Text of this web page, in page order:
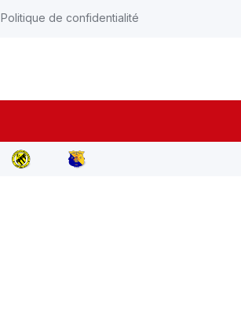
Politique de confidentialité